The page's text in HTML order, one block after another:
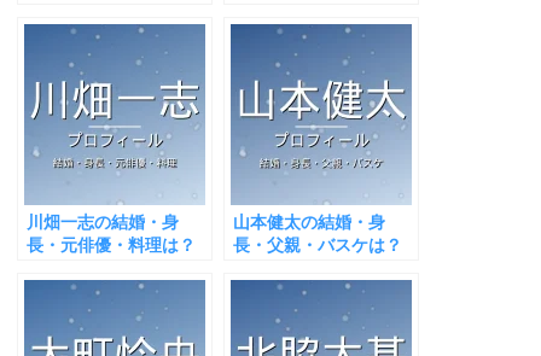
組まとめ
まとめ
川畑一志の結婚・身
長・元俳優・料理は？
組まとめ
山本健太の結婚・身
長・父親・バスケは？
組まとめ